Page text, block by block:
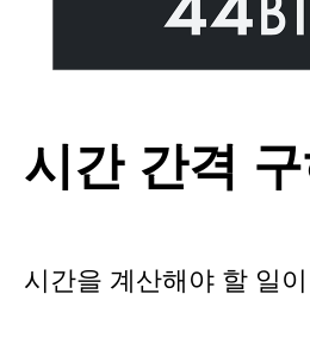
시간 간격
시간을 계산해야 할 일